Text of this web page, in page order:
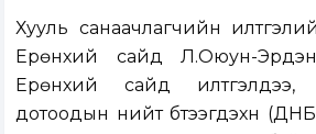
Хууль санаачлагчийн
Ерөнхий сайд Л.Оюун-
Ерөнхий сайд
дотоодын нийт бүтээгдэхүүн